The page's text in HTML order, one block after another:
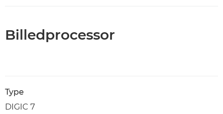
Billedprocessor
Type
DIGIC 7